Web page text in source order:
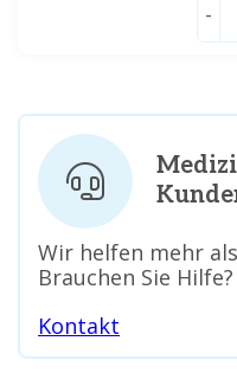
-
Wir helfen mehr
Brauchen Sie Hilfe?
Kontakt